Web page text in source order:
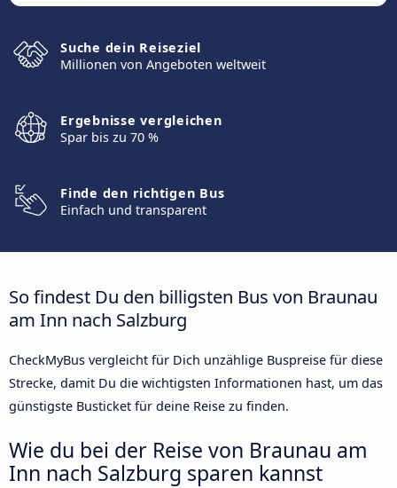
Suche dein Reiseziel
Millionen von Angeboten weltweit
Ergebnisse vergleichen
Spar bis zu 70 %
Finde den richtigen Bus
Einfach und transparent
So findest Du den billigsten Bus von Braunau
am Inn nach Salzburg
CheckMyBus vergleicht für Dich unzählige Buspreise für diese
Strecke, damit Du die wichtigsten Informationen hast, um das
günstigste Busticket für deine Reise zu finden.
Wie du bei der Reise von Braunau am
Inn nach Salzburg sparen kannst